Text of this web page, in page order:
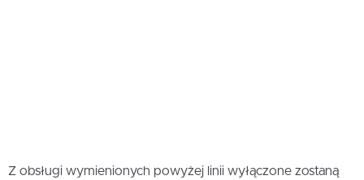
Z obsługi wymienionych powyżej linii wyłączone zostaną